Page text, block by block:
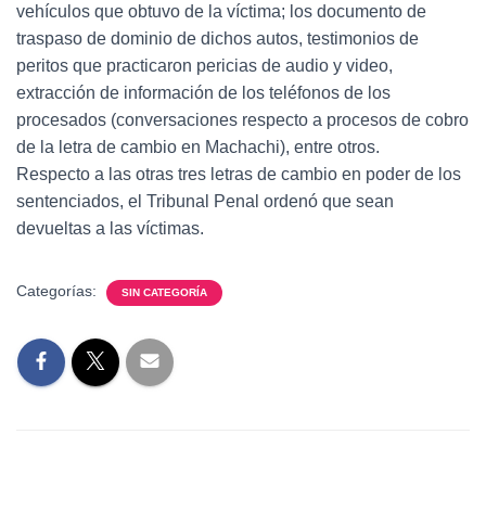
vehículos que obtuvo de la víctima; los documento de
traspaso de dominio de dichos autos, testimonios de
peritos que practicaron pericias de audio y video,
extracción de información de los teléfonos de los
procesados (conversaciones respecto a procesos de cobro
de la letra de cambio en Machachi), entre otros.
Respecto a las otras tres letras de cambio en poder de los
sentenciados, el Tribunal Penal ordenó que sean
devueltas a las víctimas.
Categorías: SIN CATEGORÍA